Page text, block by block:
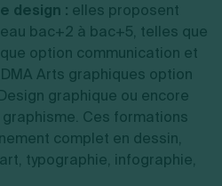
design : elles proposent
bac+2 à bac+5, telles que
option communication et
Arts graphiques option
graphique ou encore
graphisme. Ces formations
complet en dessin,
typographie, infographie,